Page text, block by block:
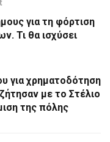
για τη φόρτιση
Τι θα ισχύσει
για χρηματοδότηση
με το Στέλιο
της πόλης